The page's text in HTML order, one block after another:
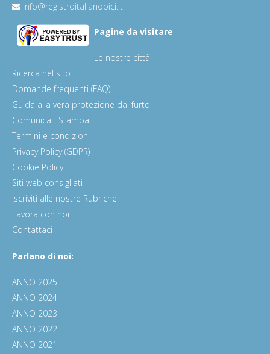
info@registroitalianobici.it
Pagine da visitare
Le nostre città
Ricerca nel sito
Domande frequenti (FAQ)
Guida alla vera protezione dal furto
Comunicati Stampa
Termini e condizioni
Privacy Policy (GDPR)
Cookie Policy
Siti web consigliati
Iscriviti alle nostre Rubriche
Lavora con noi
Contattaci
Parlano di noi:
ANNO 2025
ANNO 2024
ANNO 2023
ANNO 2022
ANNO 2021